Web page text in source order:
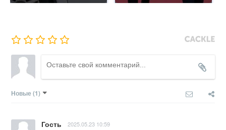
Новые (1)
Гость 2025.05.23 10:59